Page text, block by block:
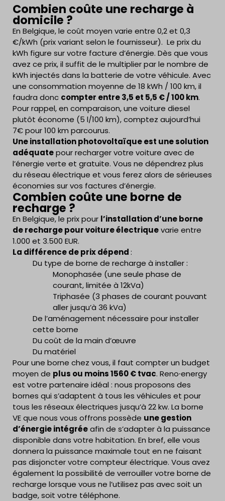
Combien coûte une recharge à
domicile ?
En Belgique, le coût moyen varie entre 0,2 et 0,3
€/kWh (prix variant selon le fournisseur). Le prix du
kWh figure sur votre facture d’énergie. Dès que vous
avez ce prix, il suffit de le multiplier par le nombre de
kWh injectés dans la batterie de votre véhicule. Avec
une consommation moyenne de 18 kWh / 100 km, il
faudra donc compter entre 3,5 et 5,5 € / 100 km.
Pour rappel, en comparaison, une voiture diesel
plutôt économe (5 l/100 km), comptez aujourd’hui
7€ pour 100 km parcourus.
Une installation photovoltaïque est une solution
adéquatepour recharger votre voiture avec de
l’énergie verte et gratuite. Vous ne dépendrez plus
du réseau électrique et vous ferez alors de sérieuses
économies sur vos factures d’énergie.
Combien coûte une borne de
recharge ?
En Belgique, le prix pour l’installation d’une borne
de recharge pour voiture électriquevarie entre
1.000 et 3.500 EUR.
La différence de prix dépend:
Du type de borne de recharge à installer :
Monophasée (une seule phase de
courant, limitée à 12kVa)
Triphasée (3 phases de courant pouvant
aller jusqu’à 36 kVa)
De l’aménagement nécessaire pour installer
cette borne
Du coût de la main d’œuvre
Du matériel
Pour une borne chez vous, il faut compter un budget
moyen de plus ou moins 1560 € tvac. Reno⸱energy
est votre partenaire idéal : nous proposons des
bornes qui s’adaptent à tous les véhicules et pour
tous les réseaux électriques jusqu’à 22 kw. La borne
VE que nous vous offrons possède une gestion
d’énergie intégréeafin de s’adapter à la puissance
disponible dans votre habitation. En bref, elle vous
donnera la puissance maximale tout en ne faisant
pas disjoncter votre compteur électrique. Vous avez
également la possibilité de verrouiller votre borne de
recharge lorsque vous ne l’utilisez pas avec soit un
badge, soit votre téléphone.